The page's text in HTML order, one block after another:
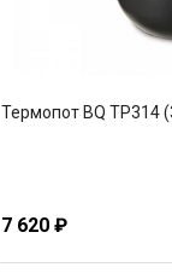
Термопот BQ TP314
7 620 ₽